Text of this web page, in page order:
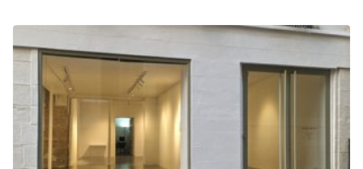
Soundproof
Style Haussmannien
Style Industriel
Sur Rue